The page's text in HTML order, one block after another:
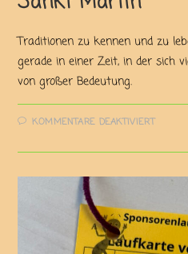
Traditionen zu kennen und zu
gerade in einer Zeit, in der sich
von großer Bedeutung.
KOMMENTARE DEAKTIVIERT